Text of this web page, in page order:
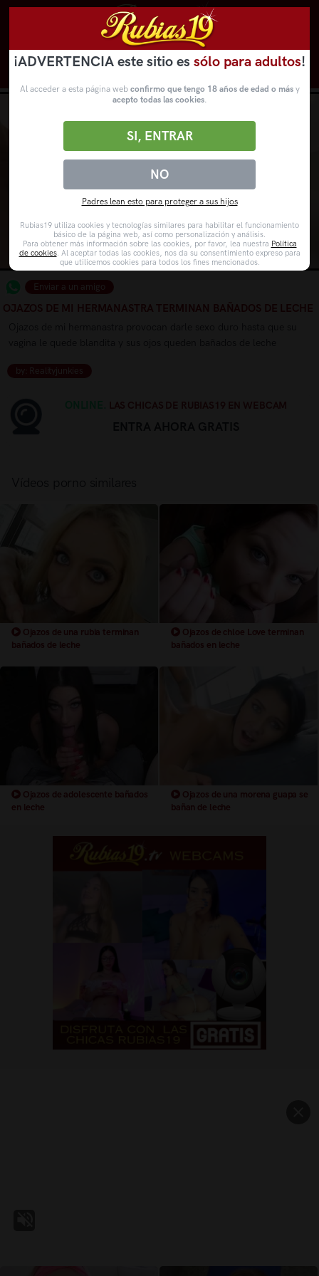
Enviar a un amigo
OJAZOS DE MI HERMANASTRA TERMINAN BAÑADOS DE LECHE
by: Realityjunkies
Ojazos de una rubia terminan
bañados de leche
Ojazos de chloe Love terminan
bañados en leche
Ojazos de adolescente bañados
en leche
Ojazos de una morena guapa se
bañan de leche
¡ADVERTENCIA este sitio es sólo para adultos!
Al acceder a esta página web confirmo que tengo 18 años de edad o másy
acepto todas las cookies.
NO
SI, ENTRAR
Padres lean esto para proteger a sus hijos
Rubias19 utiliza cookies y tecnologías similares para habilitar el funcionamiento
básico de la página web, así como personalización y análisis.
Para obtener más información sobre las cookies, por favor, lea nuestra Política
de cookies. Al aceptar todas las cookies, nos da su consentimiento expreso para
que utilicemos cookies para todos los fines mencionados.